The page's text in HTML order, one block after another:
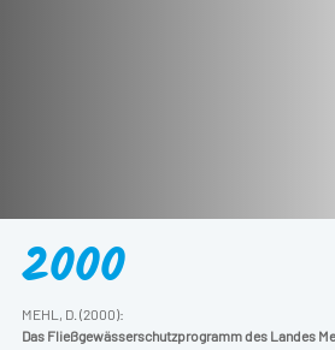
2000
MEHL, D. (2000):
Das Fließgewässerschutzprogramm des Landes